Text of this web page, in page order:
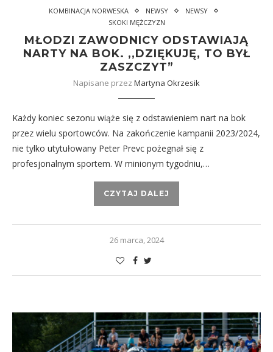
KOMBINACJA NORWESKA NEWSY
NEWSY
SKOKI MĘŻCZYZN
MŁODZI ZAWODNICY ODSTAWIAJĄ
NARTY NA BOK. ,,DZIĘKUJĘ, TO BYŁ
ZASZCZYT”
Napisane przez Martyna Okrzesik
Każdy koniec sezonu wiąże się z odstawieniem nart na bok
przez wielu sportowców. Na zakończenie kampanii 2023/2024,
nie tylko utytułowany Peter Prevc pożegnał się z
profesjonalnym sportem. W minionym tygodniu,…
CZYTAJ DALEJ
26 marca, 2024